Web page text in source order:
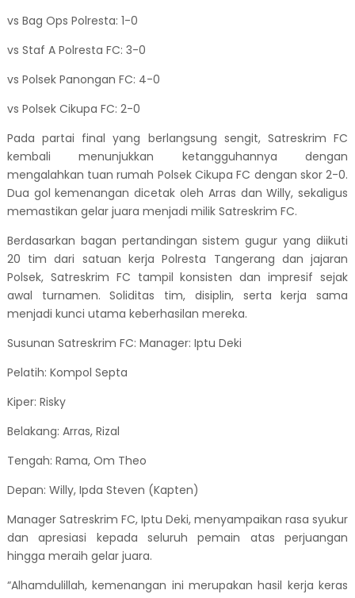
vs Bag Ops Polresta: 1-0
vs Staf A Polresta FC: 3-0
vs Polsek Panongan FC: 4-0
vs Polsek Cikupa FC: 2-0
Pada partai final yang berlangsung sengit, Satreskrim FC
kembali menunjukkan ketangguhannya dengan
mengalahkan tuan rumah Polsek Cikupa FC dengan skor 2-0.
Dua gol kemenangan dicetak oleh Arras dan Willy, sekaligus
memastikan gelar juara menjadi milik Satreskrim FC.
Berdasarkan bagan pertandingan sistem gugur yang diikuti
20 tim dari satuan kerja Polresta Tangerang dan jajaran
Polsek, Satreskrim FC tampil konsisten dan impresif sejak
awal turnamen. Soliditas tim, disiplin, serta kerja sama
menjadi kunci utama keberhasilan mereka.
Susunan Satreskrim FC: Manager: Iptu Deki
Pelatih: Kompol Septa
Kiper: Risky
Belakang: Arras, Rizal
Tengah: Rama, Om Theo
Depan: Willy, Ipda Steven (Kapten)
Manager Satreskrim FC, Iptu Deki, menyampaikan rasa syukur
dan apresiasi kepada seluruh pemain atas perjuangan
hingga meraih gelar juara.
“Alhamdulillah, kemenangan ini merupakan hasil kerja keras